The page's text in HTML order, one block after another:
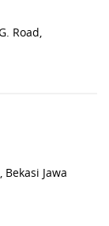
Road,
Bekasi Jawa